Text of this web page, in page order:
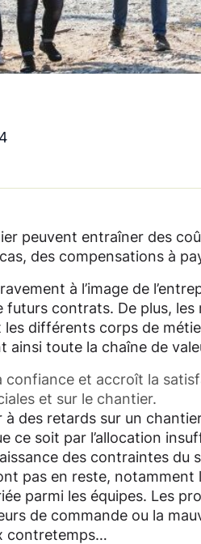
peuvent entraîner des
des compensations à
à l’image de
contrats. De plus,
différents corps de
toute la chaîne de
confiance et accroît la
et sur le chantier.
des retards sur un
ce soit par l’allocation
des contraintes du
pas en reste, notamment
parmi les équipes. Les
de commande ou la
contretemps…